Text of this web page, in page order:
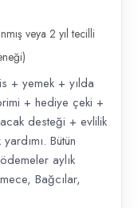
veya 2 yıl tecilli
+ yemek + yılda
+ hediye çeki +
desteği + evlilik
Bütün
aylık
Bağcılar,